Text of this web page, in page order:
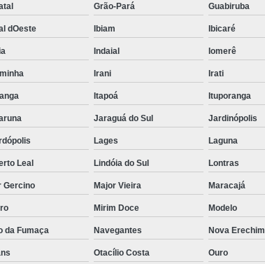
Grão-Pará Guabiruba
dOeste Ibiam Ibicaré
Indaial Iomerê
Irani Irati
Itapoá Ituporanga
Jaraguá do Sul Jardinópolis
Lages Laguna
Leal Lindóia do Sul Lontras
Gercino Major Vieira Maracajá
Mirim Doce Modelo
da Fumaça Navegantes Nova Erechim
Otacílio Costa Ouro